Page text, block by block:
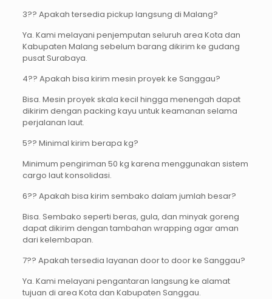
3?? Apakah tersedia pickup langsung di Malang?
Ya. Kami melayani penjemputan seluruh area Kota dan
Kabupaten Malang sebelum barang dikirim ke gudang
pusat Surabaya.
4?? Apakah bisa kirim mesin proyek ke Sanggau?
Bisa. Mesin proyek skala kecil hingga menengah dapat
dikirim dengan packing kayu untuk keamanan selama
perjalanan laut.
5?? Minimal kirim berapa kg?
Minimum pengiriman 50 kg karena menggunakan sistem
cargo laut konsolidasi.
6?? Apakah bisa kirim sembako dalam jumlah besar?
Bisa. Sembako seperti beras, gula, dan minyak goreng
dapat dikirim dengan tambahan wrapping agar aman
dari kelembapan.
7?? Apakah tersedia layanan door to door ke Sanggau?
Ya. Kami melayani pengantaran langsung ke alamat
tujuan di area Kota dan Kabupaten Sanggau.